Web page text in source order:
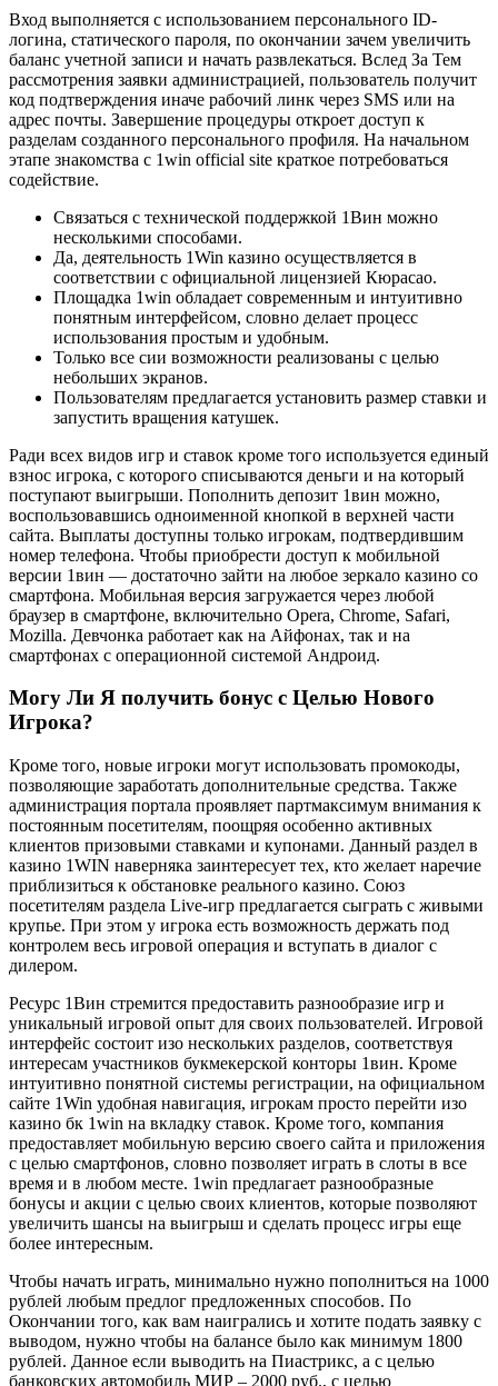
Вход выполняется с использованием персонального ID-
логина, статического пароля, по окончании зачем увеличить
баланс учетной записи и начать развлекаться. Вслед За Тем
рассмотрения заявки администрацией, пользователь получит
код подтверждения иначе рабочий линк через SMS или на
адрес почты. Завершение процедуры откроет доступ к
разделам созданного персонального профиля. На начальном
этапе знакомства с 1win official site краткое потребоваться
содействие.
Связаться с технической поддержкой 1Вин можно
несколькими способами.
Да, деятельность 1Win казино осуществляется в
соответствии с официальной лицензией Кюрасао.
Площадка 1win обладает современным и интуитивно
понятным интерфейсом, словно делает процесс
использования простым и удобным.
Только все сии возможности реализованы с целью
небольших экранов.
Пользователям предлагается установить размер ставки и
запустить вращения катушек.
Ради всех видов игр и ставок кроме того используется единый
взнос игрока, с которого списываются деньги и на который
поступают выигрыши. Пополнить депозит 1вин можно,
воспользовавшись одноименной кнопкой в верхней части
сайта. Выплаты доступны только игрокам, подтвердившим
номер телефона. Чтобы приобрести доступ к мобильной
версии 1вин — достаточно зайти на любое зеркало казино со
смартфона. Мобильная версия загружается через любой
браузер в смартфоне, включительно Opera, Chrome, Safari,
Mozilla. Девчонка работает как на Айфонах, так и на
смартфонах с операционной системой Андроид.
Могу Ли Я получить бонус с Целью Нового
Игрока?
Кроме того, новые игроки могут использовать промокоды,
позволяющие заработать дополнительные средства. Также
администрация портала проявляет партмаксимум внимания к
постоянным посетителям, поощряя особенно активных
клиентов призовыми ставками и купонами. Данный раздел в
казино 1WIN наверняка заинтересует тех, кто желает наречие
приблизиться к обстановке реального казино. Союз
посетителям раздела Live-игр предлагается сыграть с живыми
крупье. При этом у игрока есть возможность держать под
контролем весь игровой операция и вступать в диалог с
дилером.
Ресурс 1Вин стремится предоставить разнообразие игр и
уникальный игровой опыт для своих пользователей. Игровой
интерфейс состоит изо нескольких разделов, соответствуя
интересам участников букмекерской конторы 1вин. Кроме
интуитивно понятной системы регистрации, на официальном
сайте 1Win удобная навигация, игрокам просто перейти изо
казино бк 1win на вкладку ставок. Кроме того, компания
предоставляет мобильную версию своего сайта и приложения
с целью смартфонов, словно позволяет играть в слоты в все
время и в любом месте. 1win предлагает разнообразные
бонусы и акции с целью своих клиентов, которые позволяют
увеличить шансы на выигрыш и сделать процесс игры еще
более интересным.
Чтобы начать играть, минимально нужно пополниться на 1000
рублей любым предлог предложенных способов. По
Окончании того, как вам наигрались и хотите подать заявку с
выводом, нужно чтобы на балансе было как минимум 1800
рублей. Данное если выводить на Пиастрикс, а с целью
банковских автомобиль МИР – 2000 руб., с целью